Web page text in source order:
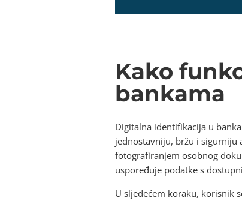
Kako
bankama
Digitalna identifikacija u
jednostavniju, bržu i sigurniju
fotografiranjem osobnog
uspoređuje podatke s
U sljedećem koraku, korisnik